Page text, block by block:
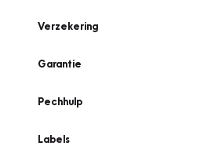
Verzekering
Garantie
Pechhulp
Labels